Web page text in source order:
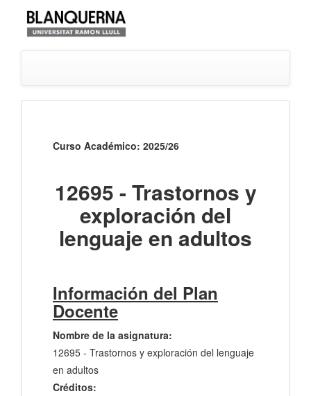
Curso Académico: 2025/26
12695 - Trastornos y
exploración del
lenguaje en adultos
Información del Plan
Docente
Nombre de la asignatura:
12695 - Trastornos y exploración del lenguaje
en adultos
Créditos: